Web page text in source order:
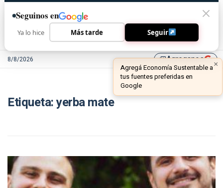
8/8/2026 library_addAgreganos ×
Agregá Economía Sustentable a
tus fuentes preferidas en
Google
Etiqueta:yerba mate
Seguinos en
Ya lo hice Más tarde Seguir